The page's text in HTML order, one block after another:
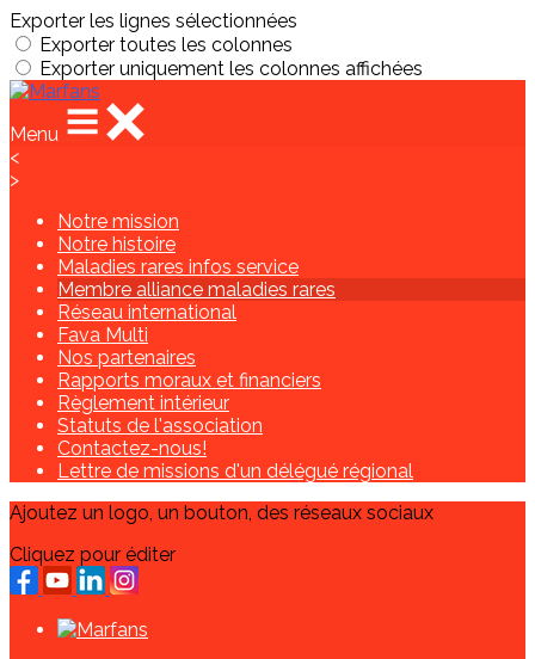
Exporter les lignes sélectionnées
Exporter toutes les colonnes
Exporter uniquement les colonnes affichées
Menu
<
>
Notre mission
Notre histoire
Maladies rares infos service
Membre alliance maladies rares
Réseau international
Fava Multi
Nos partenaires
Rapports moraux et financiers
Règlement intérieur
Statuts de l'association
Contactez-nous!
Lettre de missions d'un délégué régional
Ajoutez un logo, un bouton, des réseaux sociaux
Cliquez pour éditer